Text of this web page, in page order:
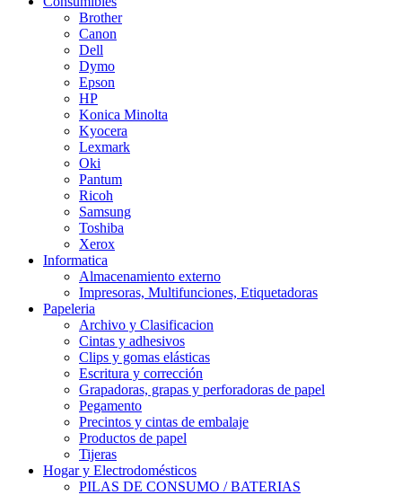
Brother
Canon
Dell
Dymo
Epson
HP
Konica Minolta
Kyocera
Lexmark
Oki
Pantum
Ricoh
Samsung
Toshiba
Xerox
Informatica
Almacenamiento externo
Impresoras, Multifunciones, Etiquetadoras
Papeleria
Archivo y Clasificacion
Cintas y adhesivos
Clips y gomas elásticas
Escritura y corrección
Grapadoras, grapas y perforadoras de papel
Pegamento
Precintos y cintas de embalaje
Productos de papel
Tijeras
Hogar y Electrodomésticos
PILAS DE CONSUMO / BATERIAS